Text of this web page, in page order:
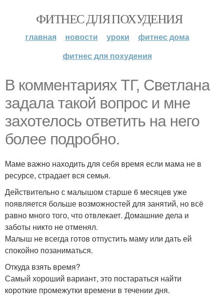
ФИТНЕС ДЛЯ ПОХУДЕНИЯ
главная новости уроки
фитнес дома
фитнес для похудения
В комментариях ТГ, Светлана
задала такой вопрос и мне
захотелось ответить на него
более подробно.
Маме важно находить для себя время если мама не в
ресурсе, страдает вся семья.
Действительно с малышом старше 6 месяцев уже
появляется больше возможностей для занятий, но всё
равно много того, что отвлекает. Домашние дела и
заботы никто не отменял.
Малыш не всегда готов отпустить маму или дать ей
спокойно позаниматься.
Откуда взять время?
Самый хороший вариант, это постараться найти
короткие промежутки времени в течении дня.